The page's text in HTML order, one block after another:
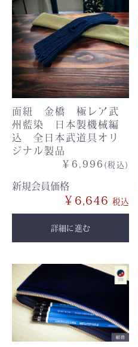
面紐 金橋 極レア武
州藍染 日本製機械編
込 全日本武道具オリ
ジナル製品
￥6,996 (税込)
新規会員価格
￥6,646
詳細に進む